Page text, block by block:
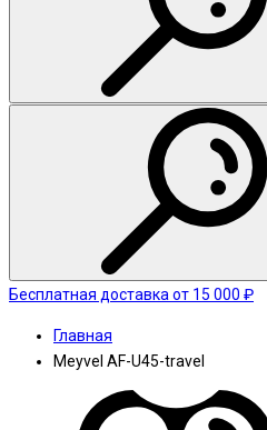
Бесплатная доставка от 15 000 ₽
Главная
Meyvel AF-U45-travel